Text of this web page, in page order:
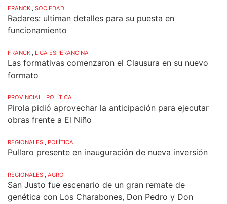
FRANCK SOCIEDAD
Radares: ultiman detalles para su puesta en
funcionamiento
FRANCK LIGA ESPERANCINA
Las formativas comenzaron el Clausura en su nuevo
formato
PROVINCIAL POLÍTICA
Pirola pidió aprovechar la anticipación para ejecutar
obras frente a El Niño
REGIONALES POLÍTICA
Pullaro presente en inauguración de nueva inversión
REGIONALES AGRO
San Justo fue escenario de un gran remate de
genética con Los Charabones, Don Pedro y Don